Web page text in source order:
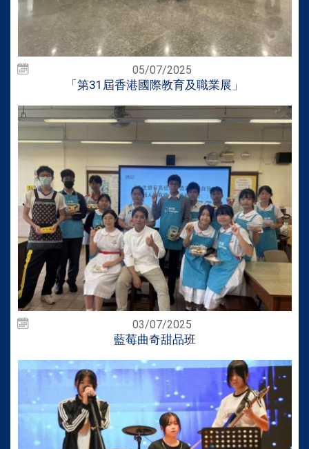
05/07/2025
「第31屆香港國際教育及職業展」
03/07/2025
藍莓曲奇甜品班